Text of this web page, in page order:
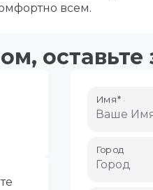
всем.
оставьте
Имя*
Город